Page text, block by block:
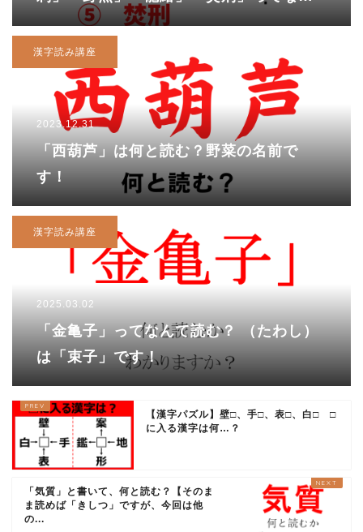
て読む？
漢字読み講座
2023.12.31
「西葫芦」は何と読む？野菜の名前で
す！
漢字読み講座
2025.03.02
「金亀子」ってなんて読む？ （たわし）
は「束子」です！
【漢字パズル】壁□、手□、表□、白□ □
に入る漢字は何…？
「気質」と書いて、何と読む？【そのま
ま読めば「きしつ」ですが、今回は他
の...